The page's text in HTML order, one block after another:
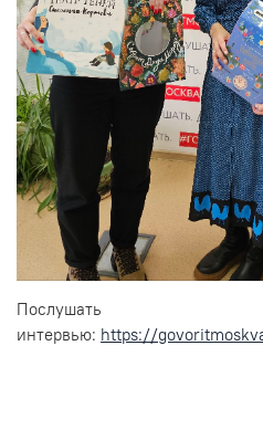
Послушать
интервью: https://